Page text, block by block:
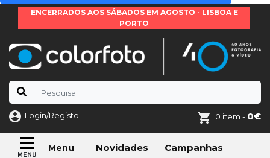
ENCERRADOS AOS SÁBADOS EM AGOSTO - LISBOA E
PORTO
Login/Registo 0 item - 0€
Menu Novidades Campanhas